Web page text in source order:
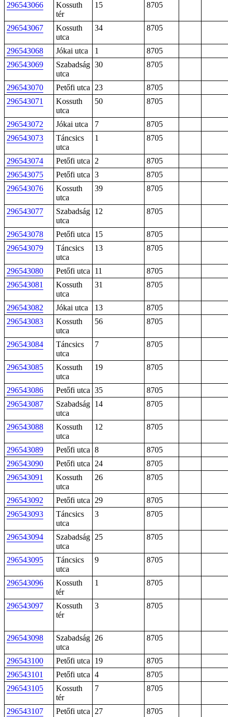
296543066
Kossuth
tér
15 8705
296543067
Kossuth
utca
34 8705
296543068 Jókai utca 1
8705
296543069
Szabadság
utca
30 8705
296543070 Petőfi utca 23
8705
296543071
Kossuth
utca
50 8705
296543072 Jókai utca 7
8705
296543073
Táncsics
utca
1 8705
296543074 Petőfi utca 2
8705
296543075
Petőfi utca 3
8705
296543076
Kossuth
utca
39 8705
296543077
Szabadság
utca
12 8705
296543078 Petőfi utca 15
8705
296543079
Táncsics
utca
13 8705
296543080 Petőfi utca 11
8705
296543081
Kossuth
utca
31 8705
296543082 Jókai utca 13
8705
296543083
Kossuth
utca
56 8705
296543084
Táncsics
utca
7 8705
296543085
Kossuth
utca
19 8705
296543086 Petőfi utca 35
8705
296543087
Szabadság
utca
14 8705
296543088
Kossuth
utca
12 8705
296543089 Petőfi utca 8
8705
296543090
Petőfi utca 24
8705
296543091
Kossuth
utca
26 8705
296543092 Petőfi utca 29
8705
296543093
Táncsics
utca
3 8705
296543094
Szabadság
utca
25 8705
296543095
Táncsics
utca
9 8705
296543096
Kossuth
tér
1 8705
296543097
Kossuth
tér
3 8705
296543098
Szabadság
utca
26 8705
296543100 Petőfi utca 19
8705
296543101
Petőfi utca 4
8705
296543105
Kossuth
tér
7 8705
296543107 Petőfi utca 27
8705